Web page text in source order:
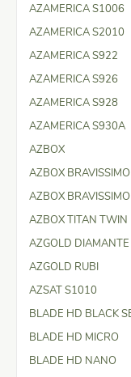
AZAMERICA S1006
AZAMERICA S2010
AZAMERICA S922
AZAMERICA S926
AZAMERICA S928
AZAMERICA S930A
AZBOX
AZBOX BRAVISSIMO
AZBOX
AZBOX TITAN TWIN
AZGOLD DIAMANTE
AZGOLD RUBI
AZSAT S1010
BLADE HD BLACK
BLADE HD MICRO
BLADE HD NANO